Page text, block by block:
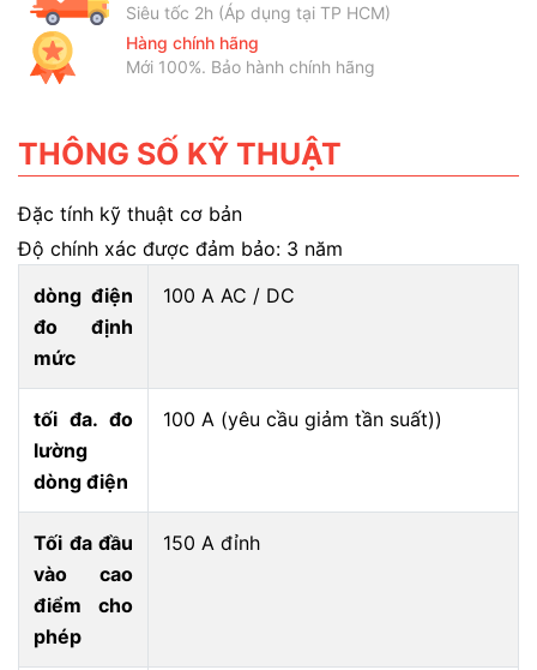
Siêu tốc 2h (Áp dụng tại TP HCM)
Hàng chính hãng
Mới 100%. Bảo hành chính hãng
THÔNG SỐ KỸ THUẬT
Đặc tính kỹ thuật cơ bản
Độ chính xác được đảm bảo: 3 năm
dòng điện
đo định
mức
100 A AC / DC
tối đa. đo
lường
dòng điện
100 A (yêu cầu giảm tần suất))
Tối đa đầu
vào cao
điểm cho
phép
150 A đỉnh